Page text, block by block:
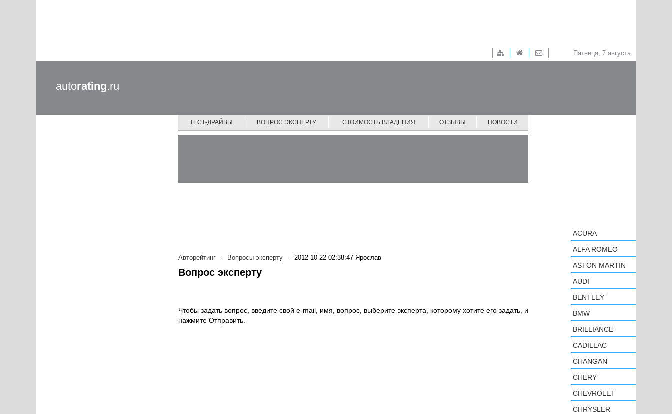
Пятница, 7 августа
autorating.ru
ТЕСТ-ДРАЙВЫ ВОПРОС ЭКСПЕРТУ СТОИМОСТЬ ВЛАДЕНИЯ ОТЗЫВЫ НОВОСТИ
Авторейтинг Вопросы эксперту 2012-10-22 02:38:47 Ярослав
Вопрос эксперту
Чтобы задать вопрос, введите свой e-mail, имя, вопрос, выберите эксперта, которому хотите его задать, и
нажмите Отправить.
ACURA
ALFA ROMEO
ASTON MARTIN
AUDI
BENTLEY
BMW
BRILLIANCE
CADILLAC
CHANGAN
CHERY
CHEVROLET
CHRYSLER